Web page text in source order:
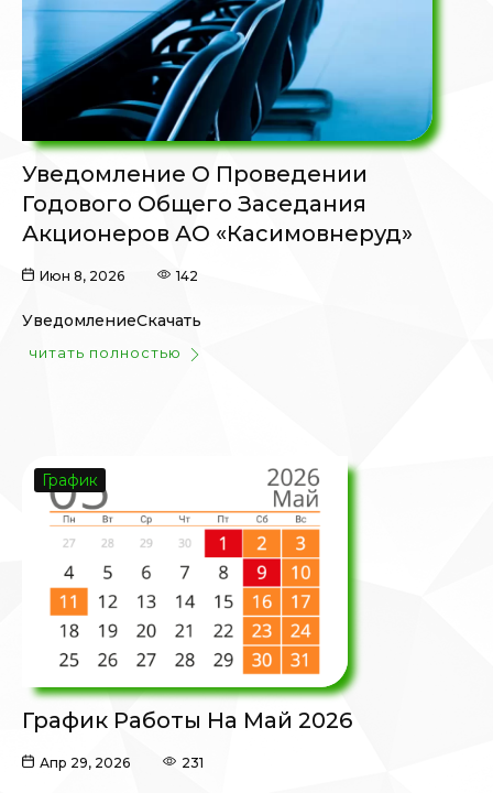
Уведомление О Проведении
Годового Общего Заседания
Акционеров АО «Касимовнеруд»
Июн 8, 2026 142
УведомлениеСкачать
читать полностью
График
График Работы На Май 2026
Апр 29, 2026 231